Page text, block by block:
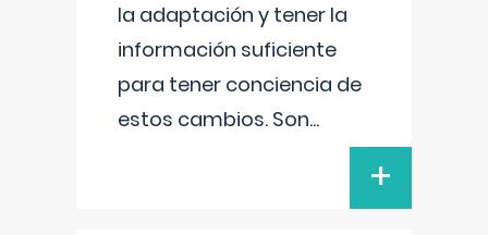
la adaptación y tener la
información suficiente
para tener conciencia de
estos cambios. Son...
+